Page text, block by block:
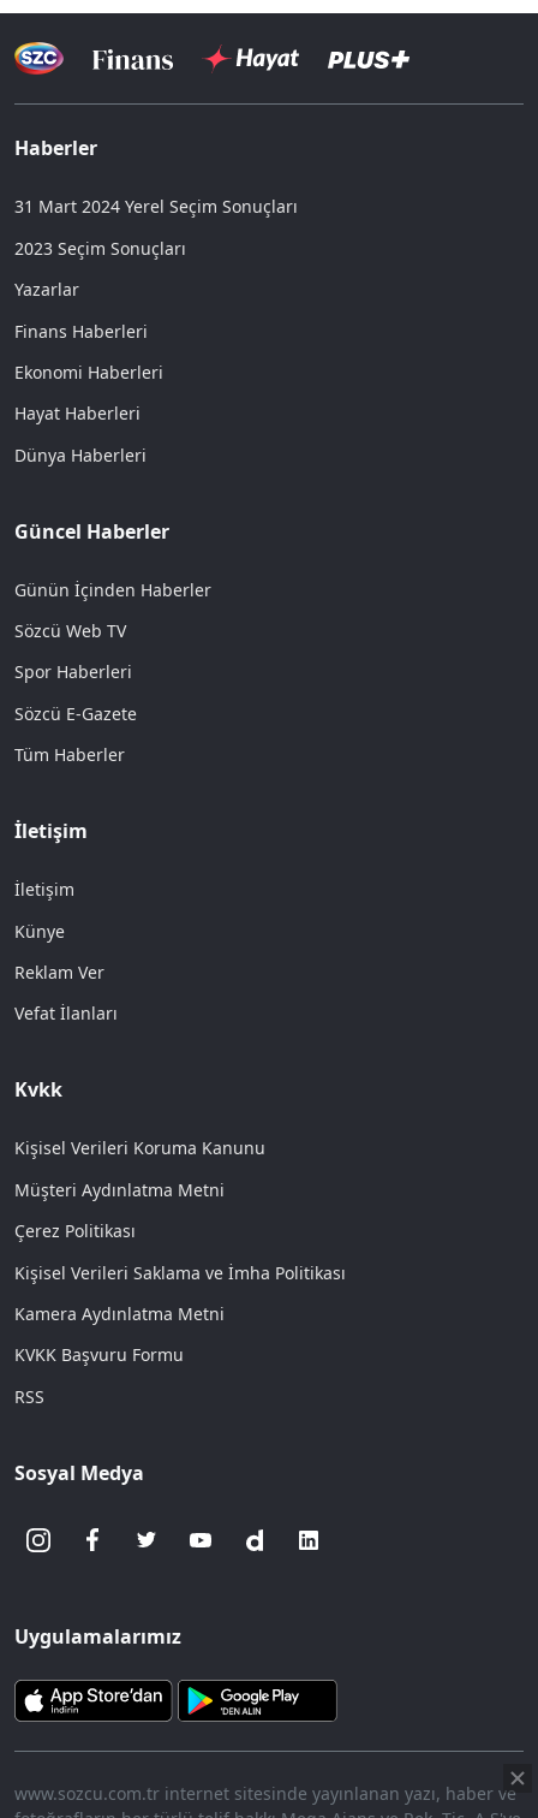
Haberler
31 Mart 2024 Yerel Seçim Sonuçları
2023 Seçim Sonuçları
Yazarlar
Finans Haberleri
Ekonomi Haberleri
Hayat Haberleri
Dünya Haberleri
Güncel Haberler
Günün İçinden Haberler
Sözcü Web TV
Spor Haberleri
Sözcü E-Gazete
Tüm Haberler
İletişim
İletişim
Künye
Reklam Ver
Vefat İlanları
Kvkk
Kişisel Verileri Koruma Kanunu
Müşteri Aydınlatma Metni
Çerez Politikası
Kişisel Verileri Saklama ve İmha Politikası
Kamera Aydınlatma Metni
KVKK Başvuru Formu
RSS
Sosyal Medya
Uygulamalarımız
www.sozcu.com.tr internet sitesinde yayınlanan yazı, haber ve